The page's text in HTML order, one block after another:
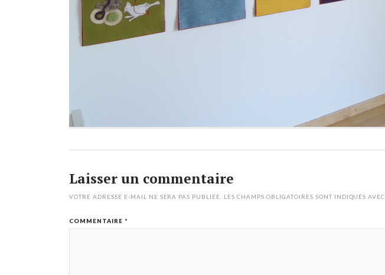
Laisser un commentaire
VOTRE ADRESSE E-MAIL NE SERA PAS PUBLIÉE. LES CHAMPS OBLIGATOIRES SONT INDIQUÉS AVEC
COMMENTAIRE *